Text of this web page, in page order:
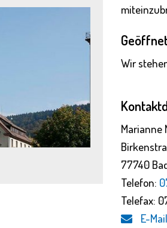
Wir
Marianne
77740
Telefon:
Telefax:
E-